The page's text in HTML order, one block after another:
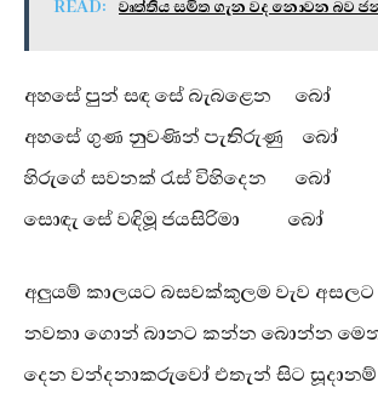
READ: වෘත්තීය සමිත ගැන වද නොවන බව
අහසේ පුන් සඳ සේ බැබළෙන බෝ
අහසේ ගුණ නුවණින් පැතිරුණු බෝ
හිරුගේ සවනක් රැස් විහිදෙන බෝ
සොඳැ සේ වඳිමූ ජයසිරිමා බෝ
අලුයම් කාලයට බසවක්කුලම වැව
නවතා ගොන් බානට කන්න බොන්න
දෙන වන්දනාකරුවෝ එතැන් සිට